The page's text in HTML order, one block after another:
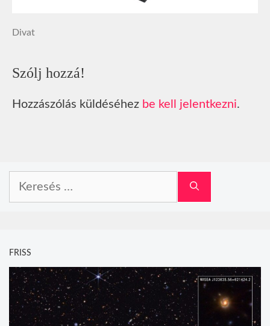
Divat
Szólj hozzá!
Hozzászólás küldéséhez be kell jelentkezni.
FRISS